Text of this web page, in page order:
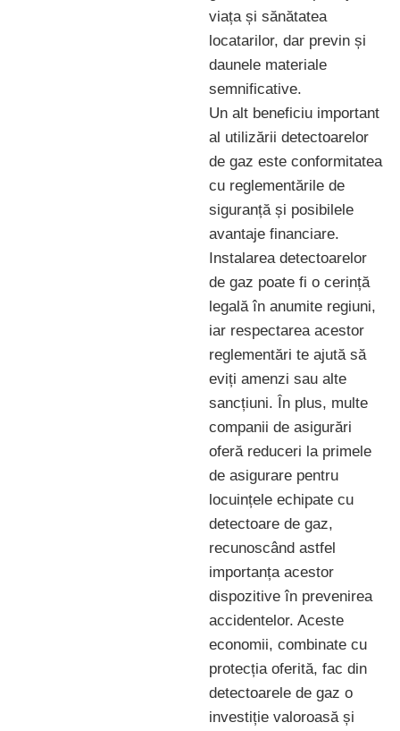
viața și sănătatea
locatarilor, dar previn și
daunele materiale
semnificative.
Un alt beneficiu important
al utilizării detectoarelor
de gaz este conformitatea
cu reglementările de
siguranță și posibilele
avantaje financiare.
Instalarea detectoarelor
de gaz poate fi o cerință
legală în anumite regiuni,
iar respectarea acestor
reglementări te ajută să
eviți amenzi sau alte
sancțiuni. În plus, multe
companii de asigurări
oferă reduceri la primele
de asigurare pentru
locuințele echipate cu
detectoare de gaz,
recunoscând astfel
importanța acestor
dispozitive în prevenirea
accidentelor. Aceste
economii, combinate cu
protecția oferită, fac din
detectoarele de gaz o
investiție valoroasă și